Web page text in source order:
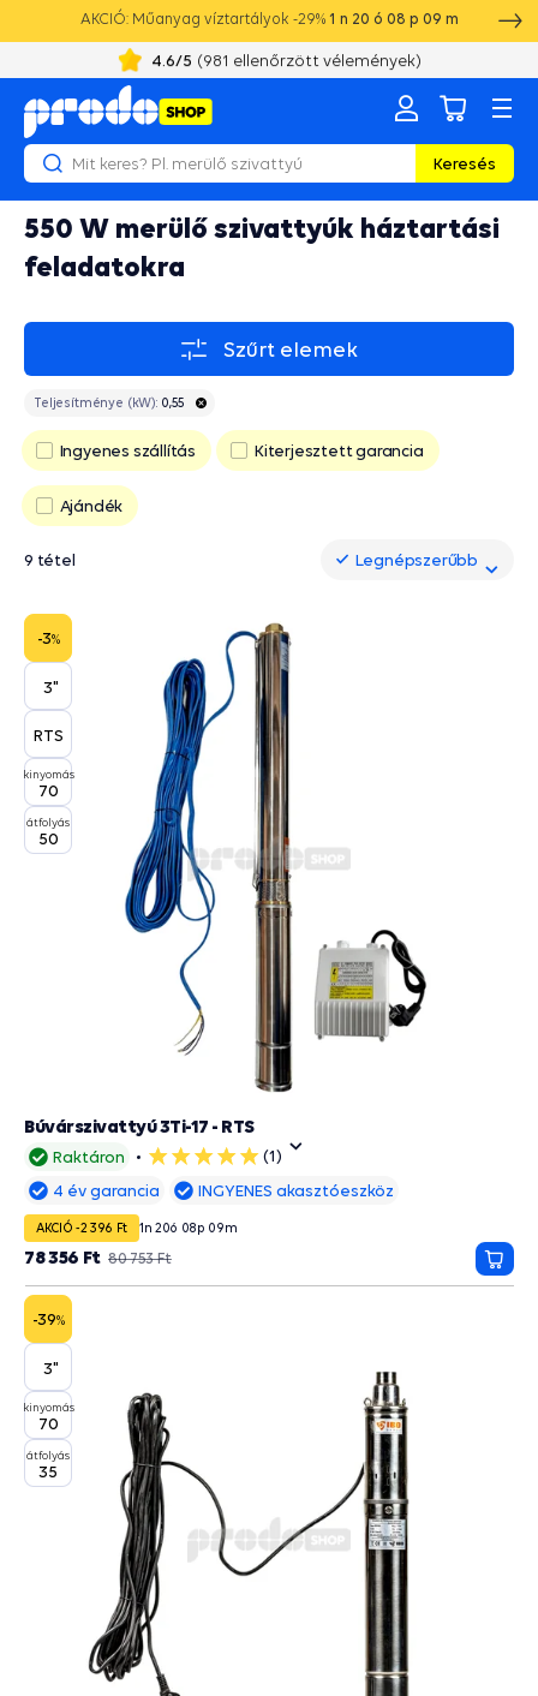
AKCIÓ: Műanyag víztartályok -29% 1 n 20 ó 08 p 09 m
4.6/5 (981 ellenőrzött vélemények)
Keresés
550 W merülő szivattyúk háztartási
feladatokra
Szűrt elemek
Teljesítménye (kW): 0,55
Ingyenes szállítás Kiterjesztett garancia
Ajándék
9 tétel Legnépszerűbb
Legnépszerűbb
-3%
3"
RTS
kinyomás
70
átfolyás
50
Raktáron
5
csillag
(1)
Búvárszivattyú 3Ti-17 - RTS
4 év garancia INGYENES akasztóeszköz
AKCIÓ -2 396 Ft 1n 20ó 08p 09m
80 753 Ft
78 356 Ft
-39%
3"
kinyomás
70
átfolyás
35